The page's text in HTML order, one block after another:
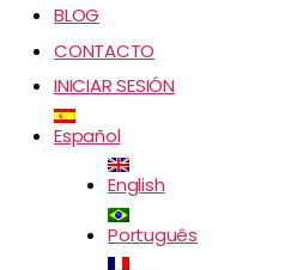
BLOG
CONTACTO
INICIAR SESIÓN
Español
English
Português